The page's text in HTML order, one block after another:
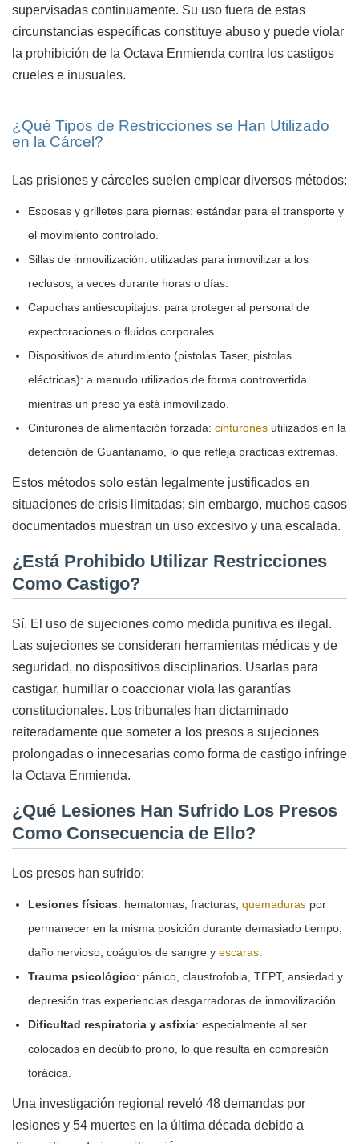
supervisadas continuamente. Su uso fuera de estas
circunstancias específicas constituye abuso y puede violar
la prohibición de la Octava Enmienda contra los castigos
crueles e inusuales.
¿Qué Tipos de Restricciones se Han Utilizado
en la Cárcel?
Las prisiones y cárceles suelen emplear diversos métodos:
Esposas y grilletes para piernas: estándar para el transporte y
el movimiento controlado.
Sillas de inmovilización: utilizadas para inmovilizar a los
reclusos, a veces durante horas o días.
Capuchas antiescupitajos: para proteger al personal de
expectoraciones o fluidos corporales.
Dispositivos de aturdimiento (pistolas Taser, pistolas
eléctricas): a menudo utilizados de forma controvertida
mientras un preso ya está inmovilizado.
Cinturones de alimentación forzada: cinturones utilizados en la
detención de Guantánamo, lo que refleja prácticas extremas.
Estos métodos solo están legalmente justificados en
situaciones de crisis limitadas; sin embargo, muchos casos
documentados muestran un uso excesivo y una escalada.
¿Está Prohibido Utilizar Restricciones
Como Castigo?
Sí. El uso de sujeciones como medida punitiva es ilegal.
Las sujeciones se consideran herramientas médicas y de
seguridad, no dispositivos disciplinarios. Usarlas para
castigar, humillar o coaccionar viola las garantías
constitucionales. Los tribunales han dictaminado
reiteradamente que someter a los presos a sujeciones
prolongadas o innecesarias como forma de castigo infringe
la Octava Enmienda.
¿Qué Lesiones Han Sufrido Los Presos
Como Consecuencia de Ello?
Los presos han sufrido:
Lesiones físicas: hematomas, fracturas, quemaduras por
permanecer en la misma posición durante demasiado tiempo,
daño nervioso, coágulos de sangre y escaras.
Trauma psicológico: pánico, claustrofobia, TEPT, ansiedad y
depresión tras experiencias desgarradoras de inmovilización.
Dificultad respiratoria y asfixia: especialmente al ser
colocados en decúbito prono, lo que resulta en compresión
torácica.
Una investigación regional reveló 48 demandas por
lesiones y 54 muertes en la última década debido a